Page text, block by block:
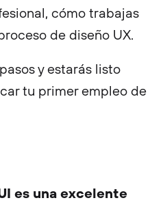
cómo trabajas
de diseño UX.
y estarás listo
tu primer empleo de
es una excelente